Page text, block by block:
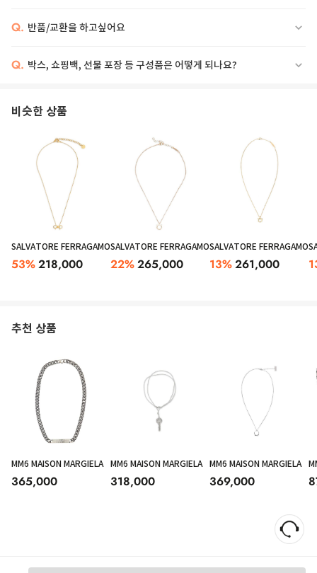
Q. 반품/교환을 하고싶어요
Q. 박스, 쇼핑백, 선물 포장 등 구성품은 어떻게 되나요?
비슷한 상품
SALVATORE FERRAGAMO
53%218,000
SALVATORE FERRAGAMO
22%265,000
SALVATORE FERRAGAMO
13%261,000
추천 상품
MM6 MAISON MARGIELA
365,000
MM6 MAISON MARGIELA
318,000
MM6 MAISON MARGIELA
369,000